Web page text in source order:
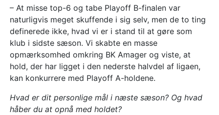
– At misse top-6 og tabe Playoff B-finalen var
naturligvis meget skuffende i sig selv, men de to ting
definerede ikke, hvad vi er i stand til at gøre som
klub i sidste sæson. Vi skabte en masse
opmærksomhed omkring BK Amager og viste, at
hold, der har ligget i den nederste halvdel af ligaen,
kan konkurrere med Playoff A-holdene.
Hvad er dit personlige mål i næste sæson? Og hvad
håber du at opnå med holdet?